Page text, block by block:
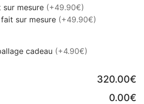
mesure (+49.90€)
sur mesure (+49.90€)
cadeau (+4.90€)
320.00€
0.00€